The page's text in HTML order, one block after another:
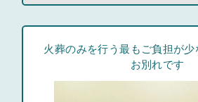
火葬のみを行う最もご負担が
お別れです